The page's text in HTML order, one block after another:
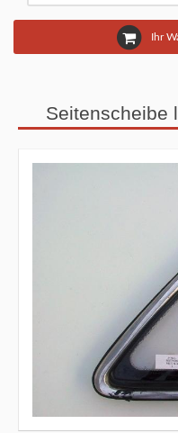
Ihr
Seitenscheibe